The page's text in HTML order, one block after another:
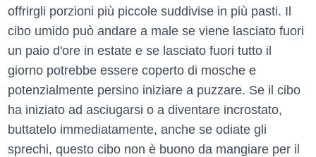
offrirgli porzioni più piccole suddivise in più pasti. Il
cibo umido può andare a male se viene lasciato fuori
un paio d'ore in estate e se lasciato fuori tutto il
giorno potrebbe essere coperto di mosche e
potenzialmente persino iniziare a puzzare. Se il cibo
ha iniziato ad asciugarsi o a diventare incrostato,
buttatelo immediatamente, anche se odiate gli
sprechi, questo cibo non è buono da mangiare per il